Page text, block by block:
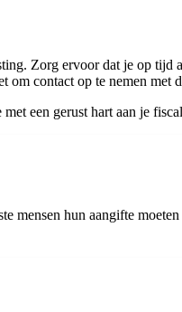
Zorg ervoor dat je op
contact op te nemen met
een gerust hart aan je
mensen hun aangifte